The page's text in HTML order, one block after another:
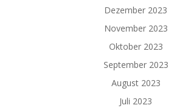
Dezember 2023
November 2023
Oktober 2023
September 2023
August 2023
Juli 2023